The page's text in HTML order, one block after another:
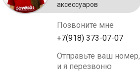
аксессуаров
Позвоните мне
+7(918) 373-07-07
Отправьте ваш номер,
и я перезвоню